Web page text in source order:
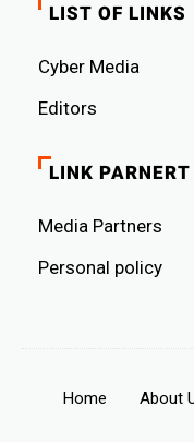
LIST OF LINKS
Cyber ​​Media
Editors
LINK PARNERT
Media Partners
Personal policy
Home About